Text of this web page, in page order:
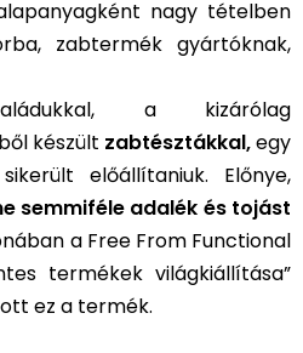
nagy tételben
zabtermék gyártóknak,
a kizárólag
készült zabtésztákkal,egy
előállítaniuk. Előnye,
semmiféle adalék és tojást
a Free From Functional
termékek világkiállítása”
ez a termék.